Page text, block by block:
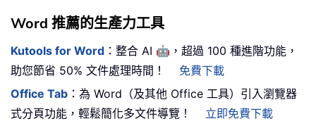
Word 推薦的生產力工具
Kutools for Word ：整合 AI 🤖 ，超過 100 種進階功能，
助您節省 50% 文件處理時間！
免費下載
Office Tab ：為 Word（及其他 Office 工具）引入瀏覽器
式分頁功能，輕鬆簡化多文件導覽！
立即免費下載